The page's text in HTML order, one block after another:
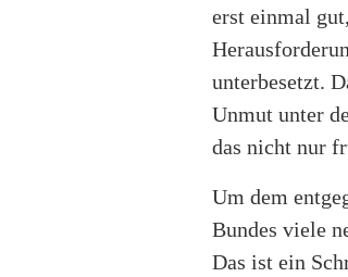
erst einmal
unterbesetzt.
Unmut unter
das nicht nur
Um dem
Bundes viele
Das ist ein